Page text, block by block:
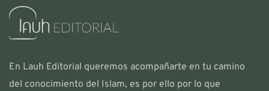
En Lauh Editorial queremos acompañarte en tu camino
del conocimiento del Islam, es por ello por lo que